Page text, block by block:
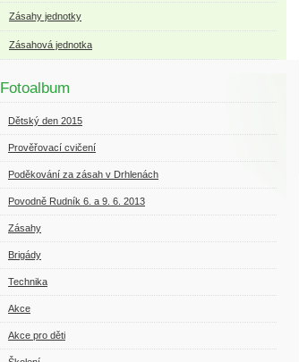
Zásahy jednotky
Zásahová jednotka
Fotoalbum
Dětský den 2015
Prověřovací cvičení
Poděkování za zásah v Drhlenách
Povodně Rudník 6. a 9. 6. 2013
Zásahy
Brigády
Technika
Akce
Akce pro děti